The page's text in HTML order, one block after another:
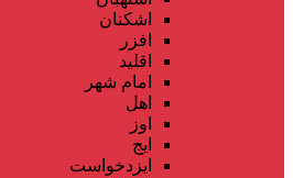
اشکنان
افزر
اقلید
امام شهر
اهل
اوز
ایج
ایزدخواست